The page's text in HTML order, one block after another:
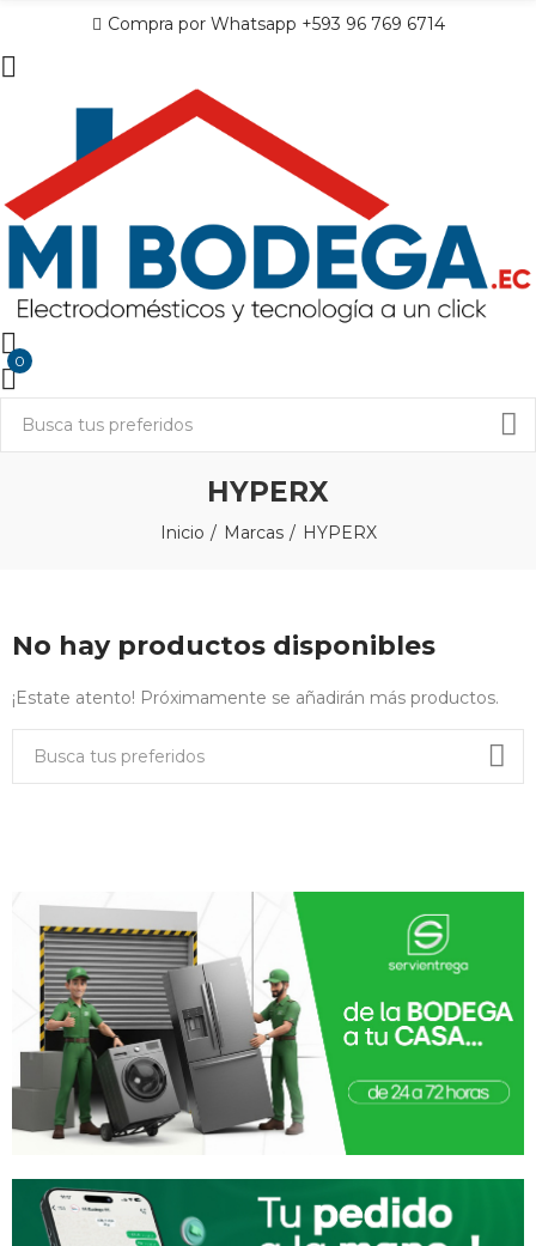
Compra por Whatsapp +593 96 769 6714
0
HYPERX
Inicio Marcas HYPERX
No hay productos disponibles
¡Estate atento! Próximamente se añadirán más productos.